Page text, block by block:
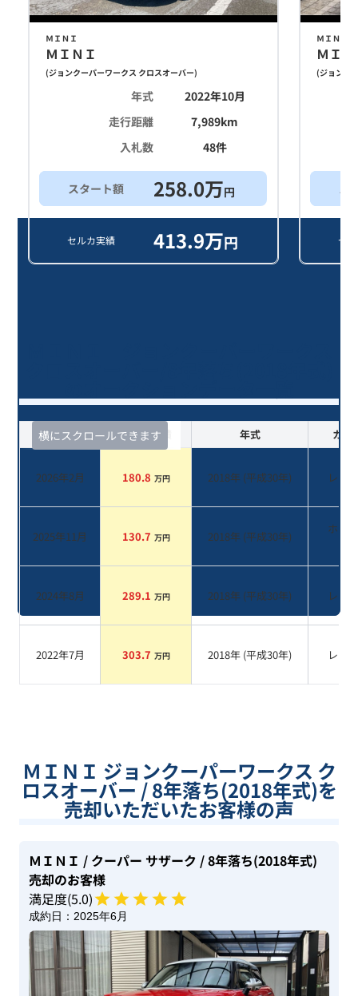
ＭＩＮＩ
ＭＩＮＩ
(ジョンクーパーワークス クロスオーバー)
年式
2022年10月
走行距離
7,989km
入札数
48件
スタート額 258.0万円
セルカ実績 413.9万円
ＭＩＮＩ
ＭＩ
(ジョンク
ス
セ
横にスクロールできます
査定時期 セルカ実績 年式 カラ
2026年2月 180.8 万円 2018年 (平成30年) レッド
2025年11月 130.7 万円 2018年 (平成30年)
ホワ
2024年8月 289.1 万円 2018年 (平成30年) レッド
2022年7月 303.7 万円 2018年 (平成30年) レッド
ＭＩＮＩ ジョンクーパーワークス ク
ロスオーバー / 8年落ち(2018年式)を
売却いただいたお客様の声
ＭＩＮＩ / クーパー サザーク / 8年落ち(2018年式)
売却のお客様
満足度(5.0)
成約日： 2025年6月